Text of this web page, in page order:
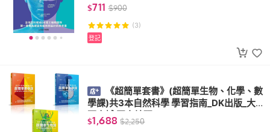
$711 $900
(3)
登記
《超簡單套書》(超簡單生物、化學、數
學課)共3本自然科學 學習指南_DK出版_大
石商城 國家地理
$1,688 $2,250